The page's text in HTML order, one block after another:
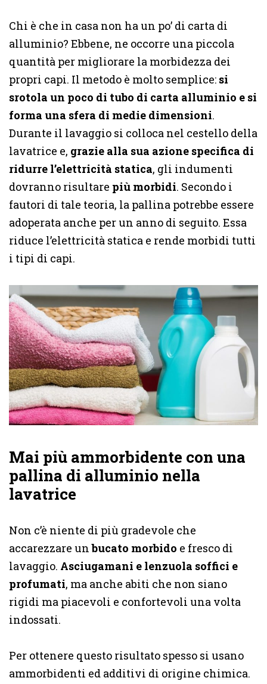
Chi è che in casa non ha un po’ di carta di
alluminio? Ebbene, ne occorre una piccola
quantità per migliorare la morbidezza dei
propri capi. Il metodo è molto semplice: si
srotola un poco di tubo di carta alluminio e si
forma una sfera di medie dimensioni.
Durante il lavaggio si colloca nel cestello della
lavatrice e, grazie alla sua azione specifica di
ridurre l’elettricità statica, gli indumenti
dovranno risultare più morbidi. Secondo i
fautori di tale teoria, la pallina potrebbe essere
adoperata anche per un anno di seguito. Essa
riduce l’elettricità statica e rende morbidi tutti
i tipi di capi.
Mai più ammorbidente con una
pallina di alluminio nella
lavatrice
Non c’è niente di più gradevole che
accarezzare unbucato morbido e fresco di
lavaggio. Asciugamani e lenzuola soffici e
profumati, ma anche abiti che non siano
rigidi ma piacevoli e confortevoli una volta
indossati.
Per ottenere questo risultato spesso si usano
ammorbidenti ed additivi di origine chimica.